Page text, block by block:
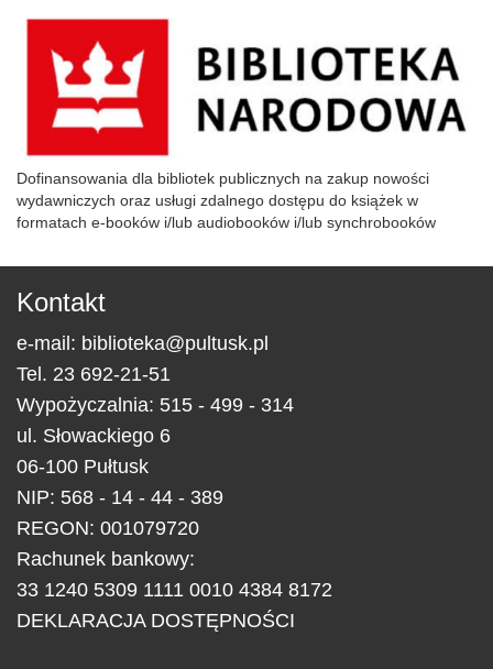
Dofinansowania dla bibliotek publicznych na zakup nowości
wydawniczych oraz usługi zdalnego dostępu do książek w
formatach e-booków i/lub audiobooków i/lub synchrobooków
Kontakt
e-mail: biblioteka@pultusk.pl
Tel. 23 692-21-51
Wypożyczalnia: 515 - 499 - 314
ul. Słowackiego 6
06-100 Pułtusk
NIP: 568 - 14 - 44 - 389
REGON: 001079720
Rachunek bankowy:
33 1240 5309 1111 0010 4384 8172
DEKLARACJA DOSTĘPNOŚCI